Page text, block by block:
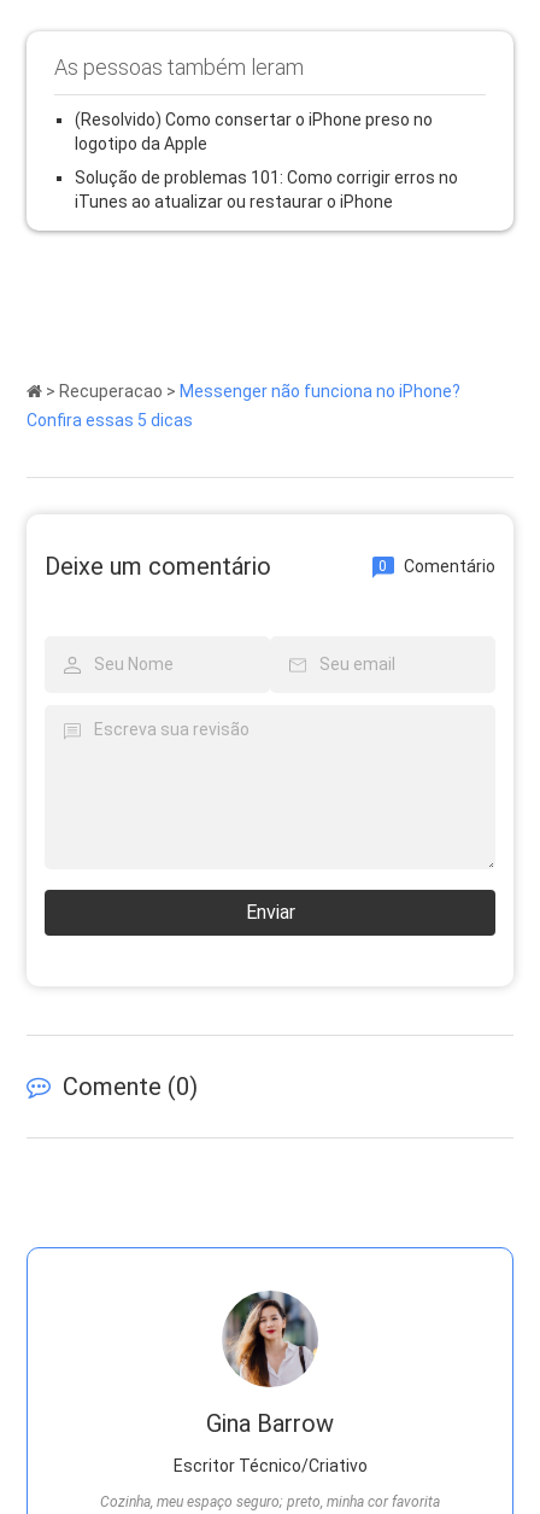
As pessoas também leram
(Resolvido) Como consertar o iPhone preso no
logotipo da Apple
Solução de problemas 101: Como corrigir erros no
iTunes ao atualizar ou restaurar o iPhone
> Recuperacao > Messenger não funciona no iPhone?
Confira essas 5 dicas
Deixe um comentário 0 Comentário
Enviar
Comente (0)
Gina Barrow
Escritor Técnico/Criativo
Cozinha, meu espaço seguro; preto, minha cor favorita